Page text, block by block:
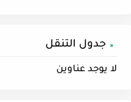
جدول التنقل
لا يوجد عناوين